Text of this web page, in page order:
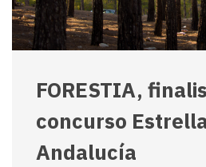
FORESTIA,
concurso
Andalucía